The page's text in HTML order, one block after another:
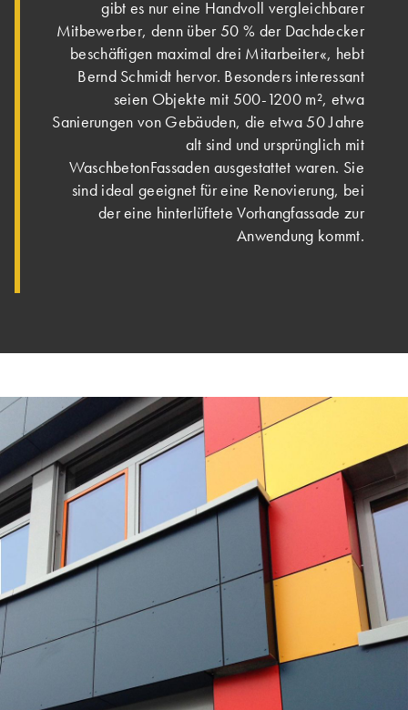
gibt es nur eine Handvoll vergleichbarer
Mitbewerber, denn über 50 % der Dachdecker
beschäftigen maximal drei Mitarbeiter«, hebt
Bernd Schmidt hervor. Besonders interessant
seien Objekte mit 500-1200 m², etwa
Sanierungen von Gebäuden, die etwa 50 Jahre
alt sind und ursprünglich mit
WaschbetonFassaden ausgestattet waren. Sie
sind ideal geeignet für eine Renovierung, bei
der eine hinterlüftete Vorhangfassade zur
Anwendung kommt.